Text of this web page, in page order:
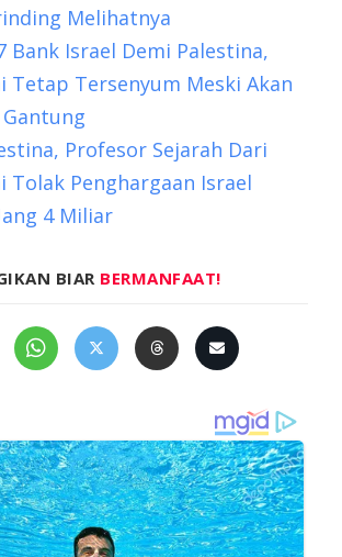
Melihatnya
Bank Israel Demi Palestina,
Tetap Tersenyum Meski Akan
Profesor Sejarah Dari
Tolak Penghargaan Israel
4 Miliar
BIAR BERMANFAAT!